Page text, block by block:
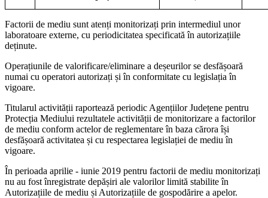
Factorii de mediu sunt atenți monitorizați prin intermediul unor
laboratoare externe, cu periodicitatea specificată în autorizațiile
deținute.
Operațiunile de valorificare/eliminare a deșeurilor se desfășoară
numai cu operatori autorizați și în conformitate cu legislația în
vigoare.
Titularul activității raportează periodic Agențiilor Județene pentru
Protecția Mediului rezultatele activității de monitorizare a factorilor
de mediu conform actelor de reglementare în baza cărora își
desfășoară activitatea și cu respectarea legislației de mediu în
vigoare.
În perioada aprilie - iunie 2019 pentru factorii de mediu monitorizați
nu au fost înregistrate depășiri ale valorilor limită stabilite în
Autorizațiile de mediu și Autorizațiile de gospodărire a apelor.